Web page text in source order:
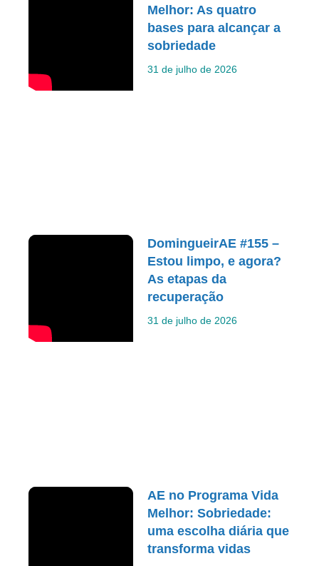
Melhor: As quatro
bases para alcançar a
sobriedade
31 de julho de 2026
DomingueirAE #155 –
Estou limpo, e agora?
As etapas da
recuperação
31 de julho de 2026
AE no Programa Vida
Melhor: Sobriedade:
uma escolha diária que
transforma vidas